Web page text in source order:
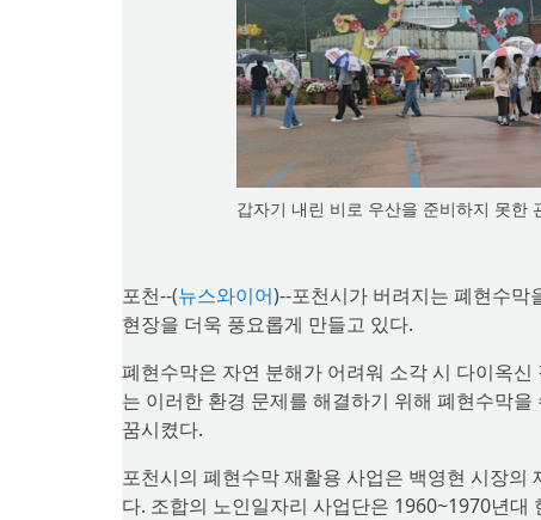
갑자기 내린 비로 우산을 준비하지 못한
포천--(뉴스와이어)--포천시가 버려지는 폐현수막
현장을 더욱 풍요롭게 만들고 있다.
폐현수막은 자연 분해가 어려워 소각 시 다이옥
는 이러한 환경 문제를 해결하기 위해 폐현수막
꿈시켰다.
포천시의 폐현수막 재활용 사업은 백영현 시장
다. 조합의 노인일자리 사업단은 1960~1970년